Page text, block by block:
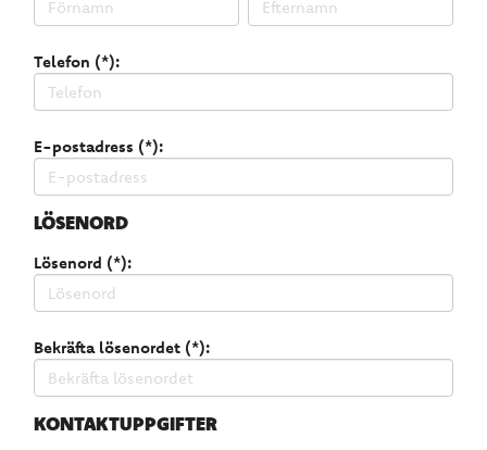
Telefon (*):
E-postadress (*):
LÖSENORD
Lösenord (*):
Bekräfta lösenordet (*):
KONTAKTUPPGIFTER